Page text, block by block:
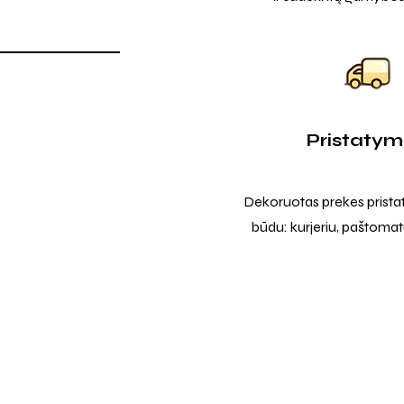
Dekoruotas prekes
būdu: kurjeriu,